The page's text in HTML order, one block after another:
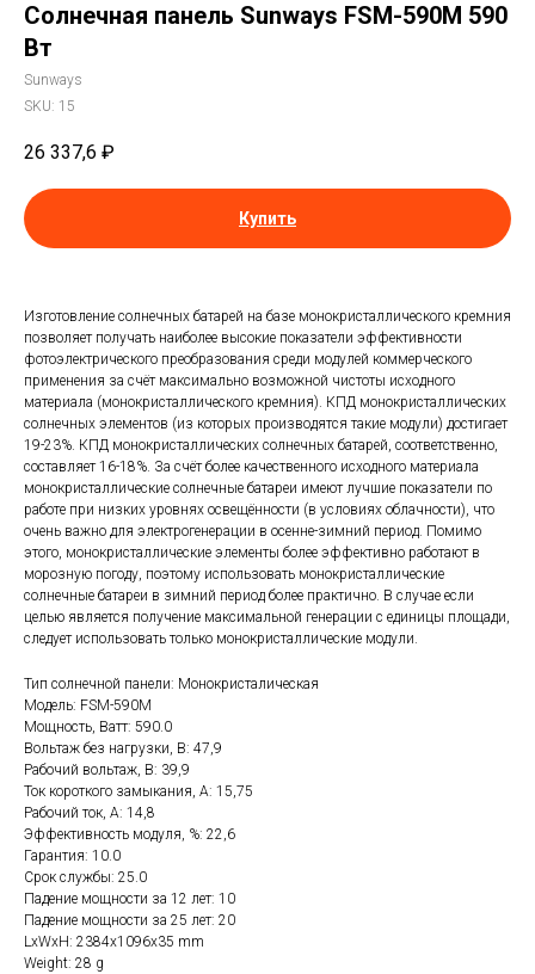
Солнечная панель Sunways FSM-590M 590
Вт
Sunways
SKU: 15
26 337,6 ₽
Купить
Изготовление солнечных батарей на базе монокристаллического кремния
позволяет получать наиболее высокие показатели эффективности
фотоэлектрического преобразования среди модулей коммерческого
применения за счёт максимально возможной чистоты исходного
материала (монокристаллического кремния). КПД монокристаллических
солнечных элементов (из которых производятся такие модули) достигает
19-23%. КПД монокристаллических солнечных батарей, соответственно,
составляет 16-18%. За счёт более качественного исходного материала
монокристаллические солнечные батареи имеют лучшие показатели по
работе при низких уровнях освещённости (в условиях облачности), что
очень важно для электрогенерации в осенне-зимний период. Помимо
этого, монокристаллические элементы более эффективно работают в
морозную погоду, поэтому использовать монокристаллические
солнечные батареи в зимний период более практично. В случае если
целью является получение максимальной генерации с единицы площади,
следует использовать только монокристаллические модули.
Тип солнечной панели: Монокристалическая
Модель: FSM-590M
Мощность, Ватт: 590.0
Вольтаж без нагрузки, В: 47,9
Рабочий вольтаж, В: 39,9
Ток короткого замыкания, А: 15,75
Рабочий ток, А: 14,8
Эффективность модуля, %: 22,6
Гарантия: 10.0
Срок службы: 25.0
Падение мощности за 12 лет: 10
Падение мощности за 25 лет: 20
LxWxH: 2384x1096x35 mm
Weight: 28 g